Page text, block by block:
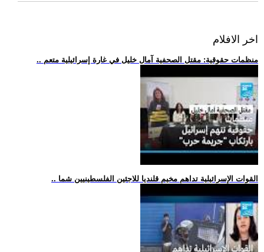
اخر الافلام
.. منظمات حقوقية: مقتل الصحفية آمال خليل في غارة إسرائيلية متعم
.. القوات الإسرائيلية تداهم مخيم قلنديا للاجئين الفلسطينيين شما